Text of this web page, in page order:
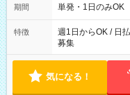
期間 単発・1日のみOK
特徴
週1日からOK / 日
募集
気になる！